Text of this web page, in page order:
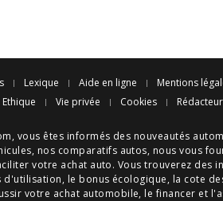
Lexique Aide en ligne Mentions
Ethique Vie privée Cookies Rédacteur
vous êtes informés des nouveautés
, nos comparatifs autos, nous vous
votre achat auto. Vous trouverez des
d'utilisation, le bonus écologique, la cote
votre achat automobile, le financer et